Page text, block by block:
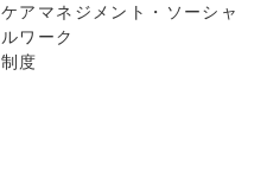
ケアマネジメント・ソーシャ
ルワーク
制度